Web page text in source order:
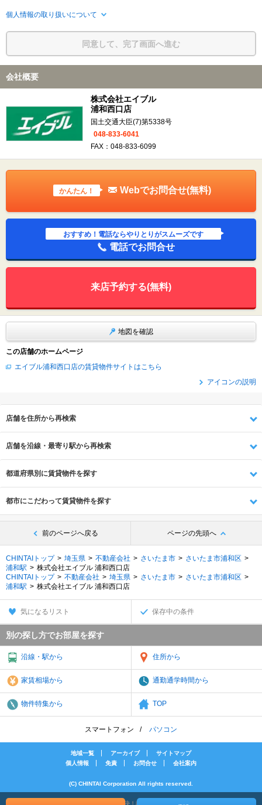
個人情報の取り扱いについて
同意して、完了画面へ進む
会社概要
株式会社エイブル
浦和西口店
国土交通大臣(7)第5338号
048-833-6041
FAX：048-833-6099
かんたん！ Webでお問合せ(無料)
おすすめ！電話ならやりとりがスムーズです
電話でお問合せ
来店予約する(無料)
地図を確認
この店舗のホームページ
エイブル浦和西口店の賃貸物件サイトはこちら
アイコンの説明
店舗を住所から再検索
店舗を沿線・最寄り駅から再検索
都道府県別に賃貸物件を探す
都市にこだわって賃貸物件を探す
前のページへ戻る ページの先頭へ
CHINTAIトップ 埼玉県 不動産会社 さいたま市
さいたま市浦和区
浦和駅
株式会社エイブル 浦和西口店
CHINTAIトップ
不動産会社 埼玉県 さいたま市
さいたま市浦和区
浦和駅
株式会社エイブル 浦和西口店
気になるリスト 保存中の条件
別の探し方でお部屋を探す
沿線・駅から 住所から
家賃相場から 通勤通学時間から
物件特集から TOP
スマートフォン パソコン
地域一覧 アーカイブ
サイトマップ
個人情報
免責 お問合せ 会社案内
(C) CHINTAI Corporation All rights reserved.
[PR]賃貸物件の疑問解決！教えてエイブルAGENT